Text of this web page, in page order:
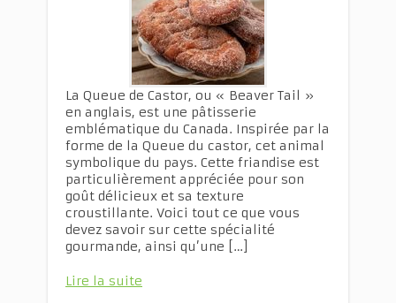
La Queue de Castor, ou « Beaver Tail »
en anglais, est une pâtisserie
emblématique du Canada. Inspirée par la
forme de la Queue du castor, cet animal
symbolique du pays. Cette friandise est
particulièrement appréciée pour son
goût délicieux et sa texture
croustillante. Voici tout ce que vous
devez savoir sur cette spécialité
gourmande, ainsi qu’une […]
Lire la suite